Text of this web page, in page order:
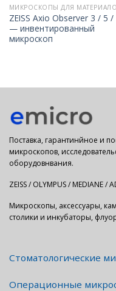
ZEISS Axio Observer 3 / 5 /
— инвентированный
микроскоп
Поставка, гарантинйное и
микроскопов,
оборудовнвания.
ZEISS / OLYMPUS / MEDIANE /
Микроскопы, аксессуары,
столики и инкубаторы,
Стоматологические
Операционные